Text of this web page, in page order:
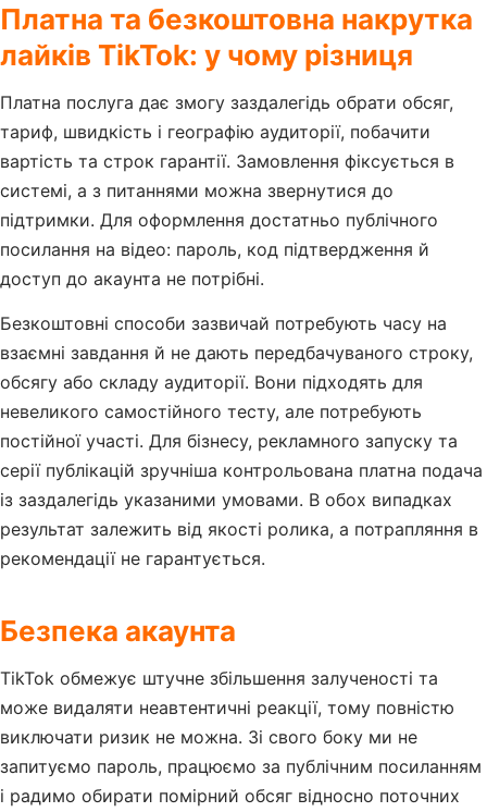
Платна та безкоштовна накрутка
лайків TikTok: у чому різниця
Платна послуга дає змогу заздалегідь обрати обсяг,
тариф, швидкість і географію аудиторії, побачити
вартість та строк гарантії. Замовлення фіксується в
системі, а з питаннями можна звернутися до
підтримки. Для оформлення достатньо публічного
посилання на відео: пароль, код підтвердження й
доступ до акаунта не потрібні.
Безкоштовні способи зазвичай потребують часу на
взаємні завдання й не дають передбачуваного строку,
обсягу або складу аудиторії. Вони підходять для
невеликого самостійного тесту, але потребують
постійної участі. Для бізнесу, рекламного запуску та
серії публікацій зручніша контрольована платна подача
із заздалегідь указаними умовами. В обох випадках
результат залежить від якості ролика, а потрапляння в
рекомендації не гарантується.
Безпека акаунта
TikTok обмежує штучне збільшення залученості та
може видаляти неавтентичні реакції, тому повністю
виключати ризик не можна. Зі свого боку ми не
запитуємо пароль, працюємо за публічним посиланням
і радимо обирати помірний обсяг відносно поточних